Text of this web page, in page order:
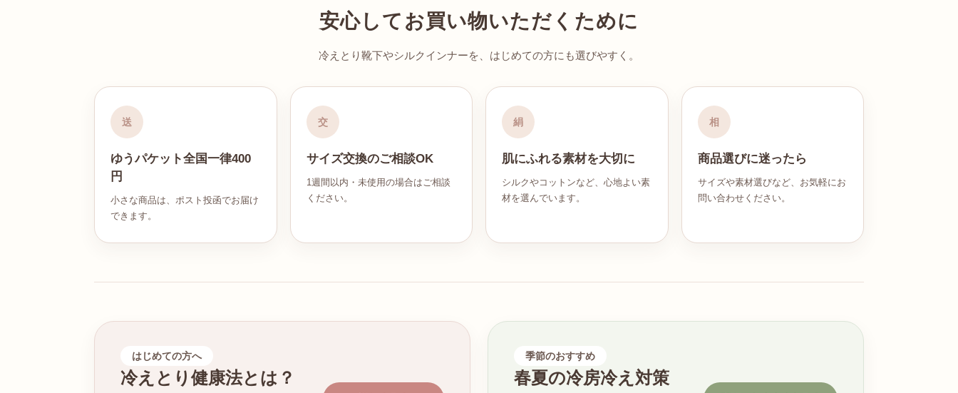
安心してお買い物いただくために
冷えとり靴下やシルクインナーを、はじめての方にも選びやすく。
送
ゆうパケット全国一律400
円
小さな商品は、ポスト投函でお届け
できます。
交
サイズ交換のご相談OK
1週間以内・未使用の場合はご相談
ください。
絹
肌にふれる素材を大切に
シルクやコットンなど、心地よい素
材を選んでいます。
相
商品選びに迷ったら
サイズや素材選びなど、お気軽にお
問い合わせください。
はじめての方へ
冷えとり健康法とは？
季節のおすすめ
春夏の冷房冷え対策